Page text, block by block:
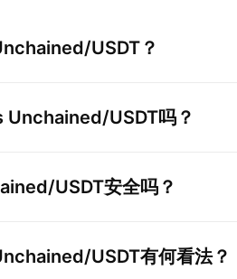
USDT ？
Unchained/USDT吗？
USDT安全吗？
USDT有何看法？